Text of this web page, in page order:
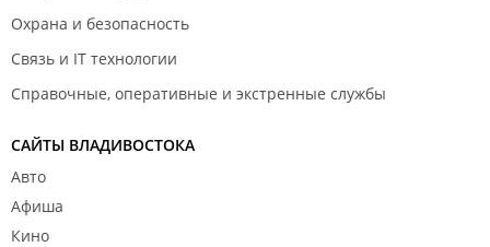
Охрана и безопасность
Связь и IT технологии
Справочные, оперативные и экстренные службы
САЙТЫ ВЛАДИВОСТОКА
Авто
Афиша
Кино